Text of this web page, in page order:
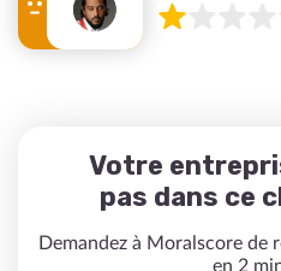
Votre
pas dans ce
Demandez à Moralscore
en 2